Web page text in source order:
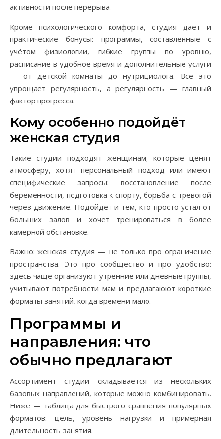
активности после перерыва.
Кроме психологического комфорта, студия даёт и
практические бонусы: программы, составленные с
учётом физиологии, гибкие группы по уровню,
расписание в удобное время и дополнительные услуги
— от детской комнаты до нутрициолога. Всё это
упрощает регулярность, а регулярность — главный
фактор прогресса.
Кому особенно подойдёт
женская студия
Такие студии подходят женщинам, которые ценят
атмосферу, хотят персональный подход или имеют
специфические запросы: восстановление после
беременности, подготовка к спорту, борьба с тревогой
через движение. Подойдёт и тем, кто просто устал от
больших залов и хочет тренироваться в более
камерной обстановке.
Важно: женская студия — не только про ограничение
пространства. Это про сообщество и про удобство:
здесь чаще организуют утренние или дневные группы,
учитывают потребности мам и предлагаюют короткие
форматы занятий, когда времени мало.
Программы и
направления: что
обычно предлагают
Ассортимент студии складывается из нескольких
базовых направлений, которые можно комбинировать.
Ниже — таблица для быстрого сравнения популярных
форматов: цель, уровень нагрузки и примерная
длительность занятия.